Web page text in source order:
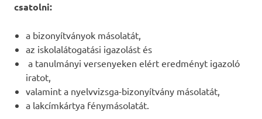
csatolni:
a bizonyítványok másolatát,
az iskolalátogatási igazolást és
a tanulmányi versenyeken elért eredményt igazoló
iratot,
valamint a nyelvvizsga-bizonyítvány másolatát,
a lakcímkártya fénymásolatát.